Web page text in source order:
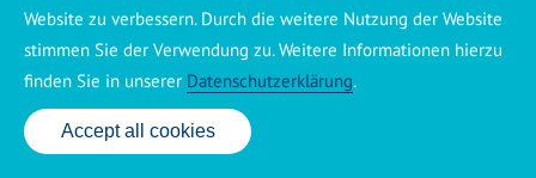
Käuferschutz ansehen| Impressum
24 Std. Service: ✆ 0176 160 517 86
Accept all cookies
Website zu verbessern. Durch die weitere Nutzung der Website
stimmen Sie der Verwendung zu. Weitere Informationen hierzu
finden Sie in unserer Datenschutzerklärung.